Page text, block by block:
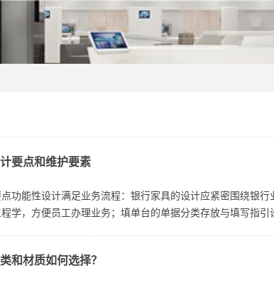
要点和维护要素
功能性设计满足业务流程：银行家具的设计应紧密围绕银
学，方便员工办理业务；填单台的单据分类存放与填写指
和材质如何选择？